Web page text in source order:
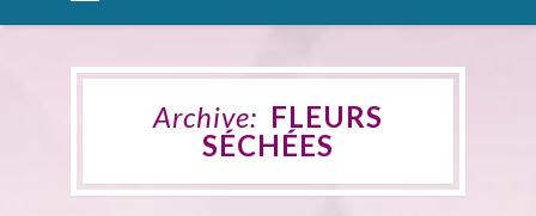
Archive: FLEURS
SÉCHÉES